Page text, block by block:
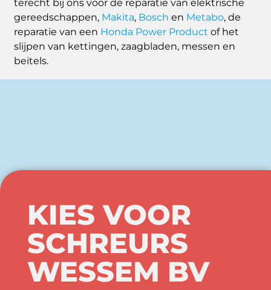
terecht bij ons voor de reparatie van elektrische
gereedschappen, Makita, Bosch en Metabo, de
reparatie van een Honda Power Product of het
slijpen van kettingen, zaagbladen, messen en
beitels.
KIES VOOR
SCHREURS
WESSEM BV